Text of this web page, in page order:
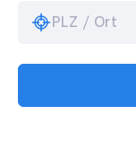
PLZ / Ort